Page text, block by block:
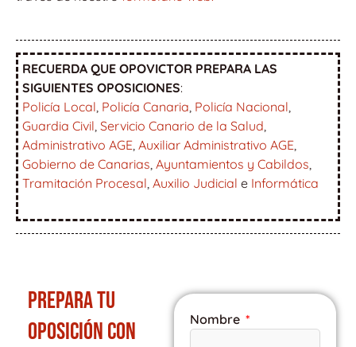
RECUERDA QUE OPOVICTOR PREPARA LAS
SIGUIENTES OPOSICIONES:
Policía Local Policía Canaria Policía Nacional
Guardia Civil Servicio Canario de la Salud
Administrativo AGE Auxiliar Administrativo AGE
Gobierno de Canarias Ayuntamientos y Cabildos
Tramitación Procesal Auxilio Judicial e Informática
PREPARA TU
OPOSICIÓN CON
Nombre